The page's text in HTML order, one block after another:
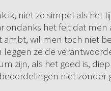
ik, niet zo simpel als
ondanks het feit dat
ambt, wil men toch niet
ze de
zijn, als het goed is,
niet zonder